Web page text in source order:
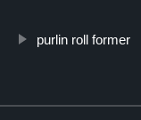
purlin roll former